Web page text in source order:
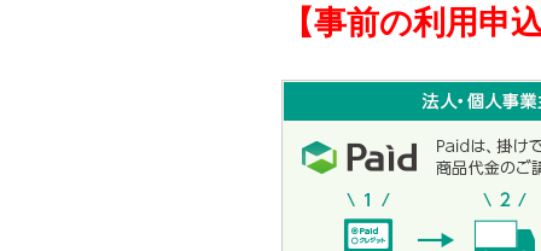
【事前の利用申